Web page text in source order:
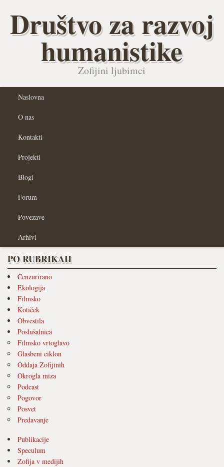
Društvo za razvoj
humanistike
Zofijini ljubimci
Naslovna
O nas
Kontakti
Projekti
Blogi
Forum
Povezave
Arhivi
PO RUBRIKAH
Cenzurirano
Ekologija
Filmsko
Kotiček
Obvestila
Poslušalnica
Filmsko vrtoglavo
Glasbeni ciklon
Oddaja Zofijinih
Okrogla miza
Podcast
Pogovor
Posvet
Predavanje
Publikacije
Speculum
Zofija v medijih